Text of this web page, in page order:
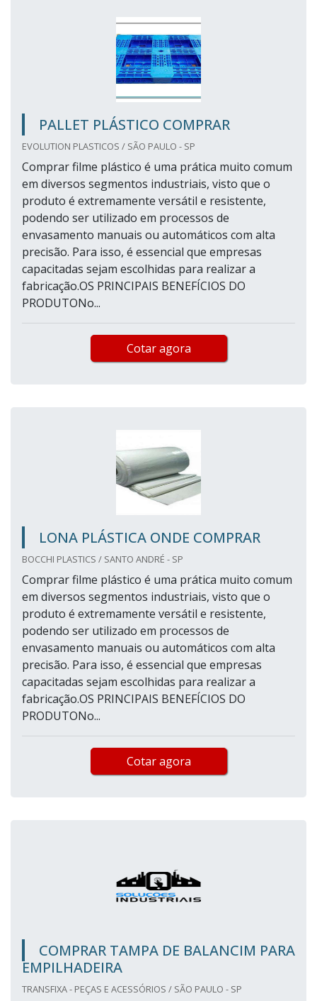
PALLET PLÁSTICO COMPRAR
EVOLUTION PLASTICOS / SÃO PAULO - SP
Comprar filme plástico é uma prática muito comum
em diversos segmentos industriais, visto que o
produto é extremamente versátil e resistente,
podendo ser utilizado em processos de
envasamento manuais ou automáticos com alta
precisão. Para isso, é essencial que empresas
capacitadas sejam escolhidas para realizar a
fabricação.OS PRINCIPAIS BENEFÍCIOS DO
PRODUTONo...
Cotar agora
LONA PLÁSTICA ONDE COMPRAR
BOCCHI PLASTICS / SANTO ANDRÉ - SP
Comprar filme plástico é uma prática muito comum
em diversos segmentos industriais, visto que o
produto é extremamente versátil e resistente,
podendo ser utilizado em processos de
envasamento manuais ou automáticos com alta
precisão. Para isso, é essencial que empresas
capacitadas sejam escolhidas para realizar a
fabricação.OS PRINCIPAIS BENEFÍCIOS DO
PRODUTONo...
Cotar agora
COMPRAR TAMPA DE BALANCIM PARA
EMPILHADEIRA
TRANSFIXA - PEÇAS E ACESSÓRIOS / SÃO PAULO - SP